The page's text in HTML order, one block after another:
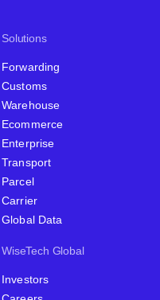
Solutions
Forwarding
Customs
Warehouse
Ecommerce
Enterprise
Transport
Parcel
Carrier
Global Data
WiseTech Global
Investors